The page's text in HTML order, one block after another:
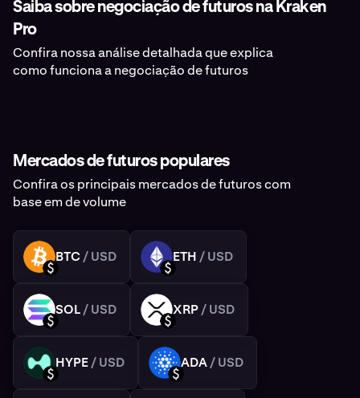
Saiba sobre negociação de futuros na Kraken
Pro
Confira nossa análise detalhada que explica
como funciona a negociação de futuros
Mercados de futuros populares
Confira os principais mercados de futuros com
base em de volume
BTC
USD
BTC / USD
ETH
USD
ETH / USD
SOL
USD
SOL/ USD
XRP
USD
XRP/ USD
HYPE
USD
HYPE/ USD
ADA
USD
ADA/ USD